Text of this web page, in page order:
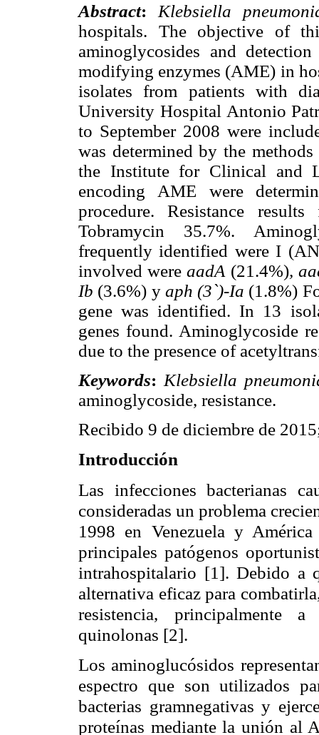
Abstract:
Klebsiella
hospitals. The objective of
aminoglycosides and
modifying enzymes (AME) in
isolates from patients with
University Hospital Antonio
to September 2008 were
was determined by the
the Institute for Clinical and
encoding AME were
procedure. Resistance
Tobramycin 35.7%.
frequently identified were I
involved wereaadA (21.4%),
Ib (3.6%) y aph (3`)-Ia (1.8%)
gene was identified. In 13
genes found. Aminoglycoside
due to the presence of
Keywords: Klebsiella
aminoglycoside, resistance.
Recibido 9 de diciembre de
Introducción
Las infecciones bacterianas
consideradas un problema
1998 en Venezuela y
principales patógenos
intrahospitalario [1]. Debido a
alternativa eficaz para
resistencia, principalmente
quinolonas [2].
Los aminoglucósidos
espectro que son utilizados
bacterias gramnegativas y
proteínas mediante la unión al